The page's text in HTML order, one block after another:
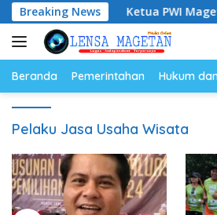
Langsung
ke
konten
Breaking NewsKetua PWI Magetan:
Beranda Pemerintahan Hukum
Pelaku Jasa Usaha Wisata